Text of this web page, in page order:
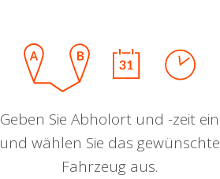
Geben Sie Abholort und -zeit ein
und wählen Sie das gewünschte
Fahrzeug aus.